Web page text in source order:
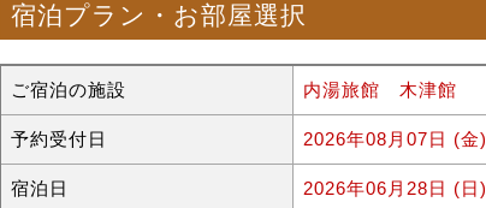
宿泊プラン・お部屋選択
ご宿泊の施設 内湯旅館 木津館
予約受付日 2026年08月07日 (金)
宿泊日 2026年06月28日 (日)